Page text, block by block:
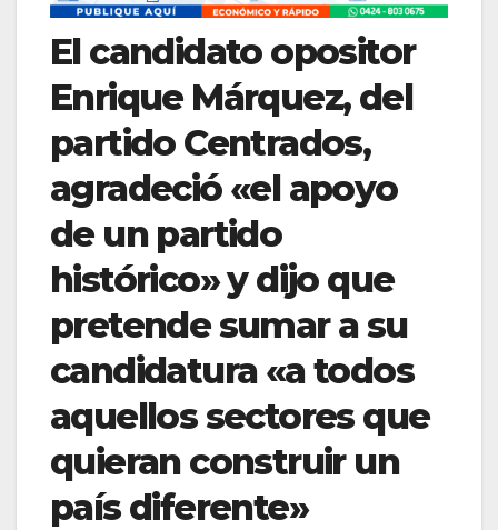
El candidato opositor
Enrique Márquez, del
partido Centrados,
agradeció «el apoyo
de un partido
histórico» y dijo que
pretende sumar a su
candidatura «a todos
aquellos sectores que
quieran construir un
país diferente»